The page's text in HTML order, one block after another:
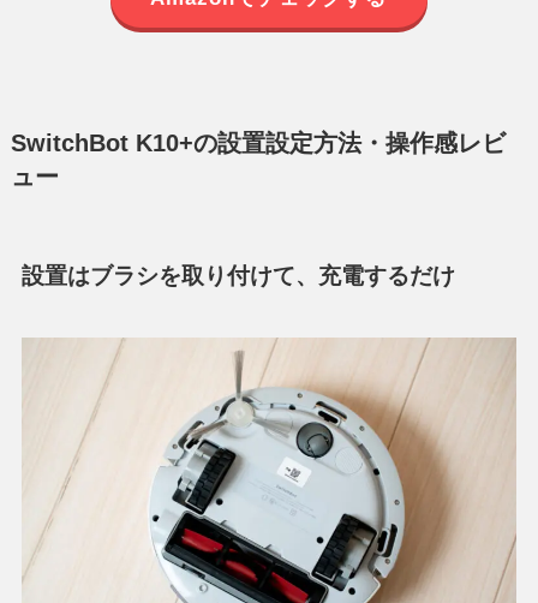
SwitchBot K10+の設置設定方法・操作感レビ
ュー
設置はブラシを取り付けて、充電するだけ